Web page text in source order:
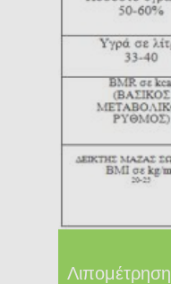
Λιπομέτρηση